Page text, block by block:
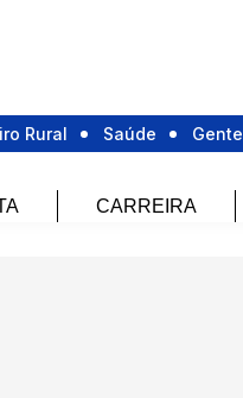
Rural Saúde Gente
CARREIRA